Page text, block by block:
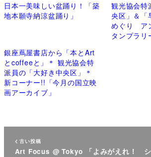
日本一美味しい盆踊り！「築
地本願寺納涼盆踊り」
観光協会特
央区」＆「
めぐり ア
タンプラリ
銀座蔦屋書店から「本とArt
とcoffeeと」＊ 観光協会特
派員の「大好き中央区」＊
新コーナー!!「今月の国立映
画アーカイブ」
古い投稿
Art Focus @ Tokyo 「よみがえれ！